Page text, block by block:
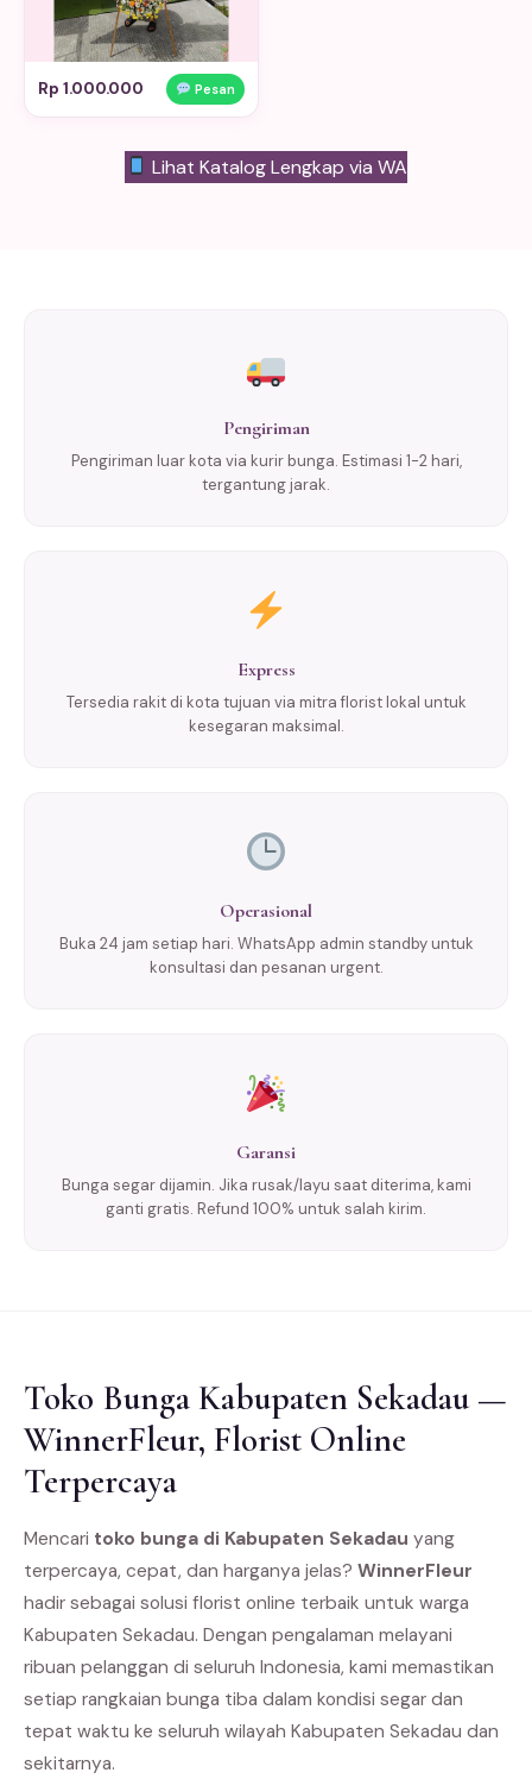
Rp 1.000.000 Pesan
Lihat Katalog Lengkap via WA
Pengiriman
Pengiriman luar kota via kurir bunga. Estimasi 1-2 hari,
tergantung jarak.
Express
Tersedia rakit di kota tujuan via mitra florist lokal untuk
kesegaran maksimal.
Operasional
Buka 24 jam setiap hari. WhatsApp admin standby untuk
konsultasi dan pesanan urgent.
Garansi
Bunga segar dijamin. Jika rusak/layu saat diterima, kami
ganti gratis. Refund 100% untuk salah kirim.
Toko Bunga Kabupaten Sekadau —
WinnerFleur, Florist Online
Terpercaya
Mencari toko bunga di Kabupaten Sekadau yang
terpercaya, cepat, dan harganya jelas? WinnerFleur
hadir sebagai solusi florist online terbaik untuk warga
Kabupaten Sekadau. Dengan pengalaman melayani
ribuan pelanggan di seluruh Indonesia, kami memastikan
setiap rangkaian bunga tiba dalam kondisi segar dan
tepat waktu ke seluruh wilayah Kabupaten Sekadau dan
sekitarnya.